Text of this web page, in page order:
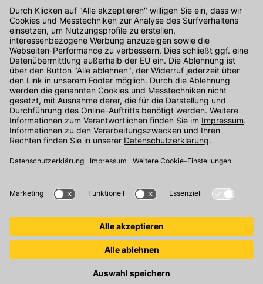
Kontakt
Unser Onlineshop Team ist montags bis freitags von 08:00 - 17:00
Uhr unter der Telefonnummer07071 / 151-151für Sie erreichbar.
Alternativ können Sie unser Kontaktformular nutzen.
Den Kontakt direkt in unsere Niederlassungen finden Sie